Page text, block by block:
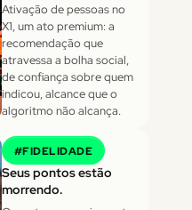
Ativação de pessoas no
X1, um ato premium: a
recomendação que
atravessa a bolha social,
de confiança sobre quem
indicou, alcance que o
algoritmo não alcança.
#FIDELIDADE
Seus pontos estão
morrendo.